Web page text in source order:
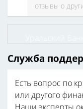
отзывы о
Служба
Есть вопрос по
или другого